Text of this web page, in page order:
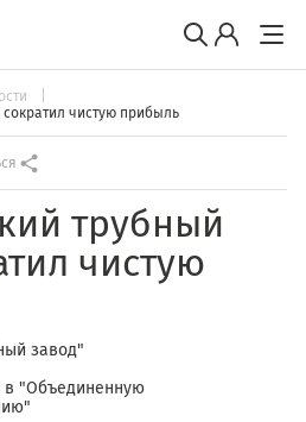
чистую прибыль
трубный
чистую
завод"
в "Объединенную